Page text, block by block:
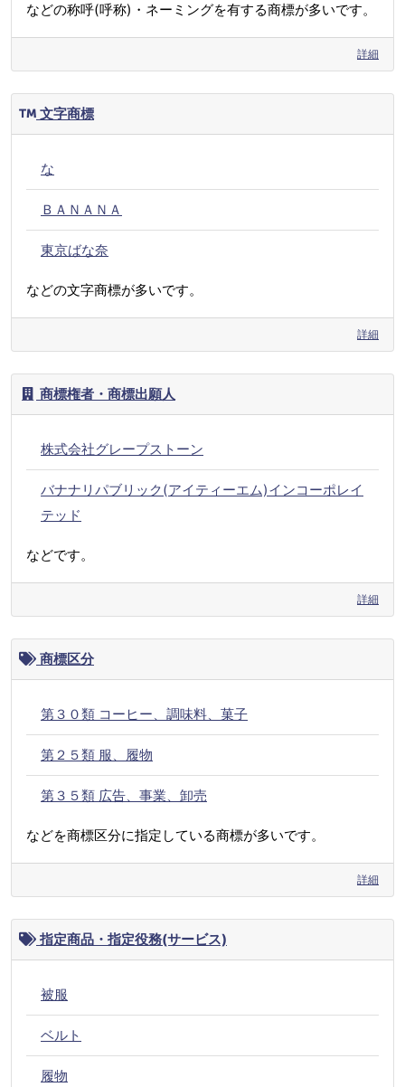
などの称呼(呼称)・ネーミングを有する商標が多いです。
詳細
文字商標
な
ＢＡＮＡＮＡ
東京ばな奈
などの文字商標が多いです。
詳細
商標権者・商標出願人
株式会社グレープストーン
バナナリパブリック(アイティーエム)インコーポレイ
テッド
などです。
詳細
商標区分
第３０類 コーヒー、調味料、菓子
第２５類 服、履物
第３５類 広告、事業、卸売
などを商標区分に指定している商標が多いです。
詳細
指定商品・指定役務(サービス)
被服
ベルト
履物